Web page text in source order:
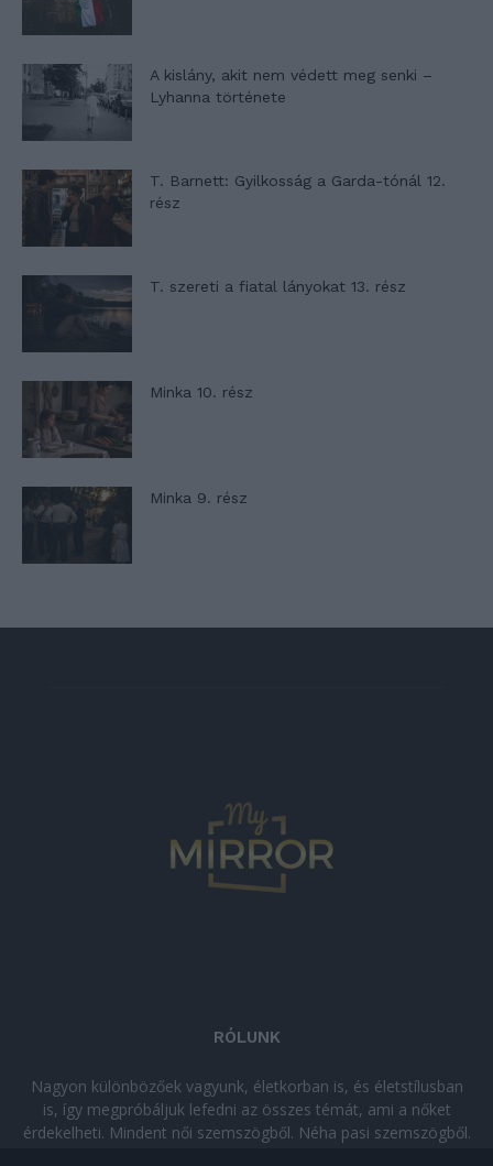
A kislány, akit nem védett meg senki –
Lyhanna története
T. Barnett: Gyilkosság a Garda-tónál 12.
rész
T. szereti a fiatal lányokat 13. rész
Minka 10. rész
Minka 9. rész
RÓLUNK
Nagyon különbözőek vagyunk, életkorban is, és életstílusban
is, így megpróbáljuk lefedni az összes témát, ami a nőket
érdekelheti. Mindent női szemszögből. Néha pasi szemszögből.